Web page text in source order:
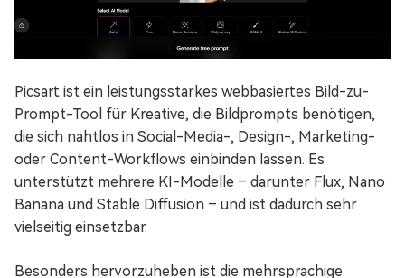
Picsart ist ein leistungsstarkes webbasiertes Bild-zu-
Prompt-Tool für Kreative, die Bildprompts benötigen,
die sich nahtlos in Social-Media-, Design-, Marketing-
oder Content-Workflows einbinden lassen. Es
unterstützt mehrere KI-Modelle – darunter Flux, Nano
Banana und Stable Diffusion – und ist dadurch sehr
vielseitig einsetzbar.
Besonders hervorzuheben ist die mehrsprachige